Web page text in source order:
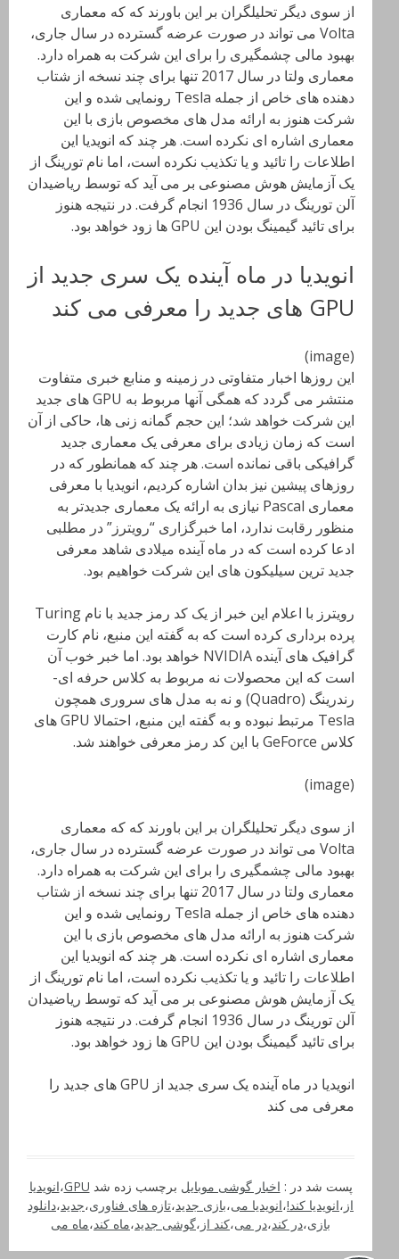
از سوی دیگر تحلیلگران بر این باورند که که معماری
Volta می تواند در صورت عرضه گسترده در سال جاری،
بهبود مالی چشمگیری را برای این شرکت به همراه دارد.
معماری ولتا در سال 2017 تنها برای چند نسخه از شتاب
دهنده های خاص از جمله Tesla رونمایی شده و این
شرکت هنوز به ارائه مدل های مخصوص بازی با این
معماری اشاره ای نکرده است. هر چند که انویدیا این
اطلاعات را تائید و یا تکذیب نکرده است، اما نام تورینگ از
یک آزمایش هوش مصنوعی بر می آید که توسط ریاضیدان
آلن تورینگ در سال 1936 انجام گرفت. در نتیجه هنوز
برای تائید گیمینگ بودن این GPU ها زود خواهد بود.
انویدیا در ماه آینده یک سری جدید از
GPU های جدید را معرفی می کند
(image)
این روزها اخبار متفاوتی در زمینه و منابع خبری متفاوت
منتشر می گردد که همگی آنها مربوط به GPU های جدید
این شرکت خواهد شد؛ این حجم گمانه زنی ها، حاکی از آن
است که زمان زیادی برای معرفی یک معماری جدید
گرافیکی باقی نمانده است. هر چند که همانطور که در
روزهای پیشین نیز بدان اشاره کردیم، انویدیا با معرفی
معماری Pascal نیازی به ارائه یک معماری جدیدتر به
منظور رقابت ندارد، اما خبرگزاری “رویترز” در مطلبی
ادعا کرده است که در ماه آینده میلادی شاهد معرفی
جدید ترین سیلیکون های این شرکت خواهیم بود.
رویترز با اعلام این خبر از یک کد رمز جدید با نام Turing
پرده برداری کرده است که به گفته این منبع، نام کارت
گرافیک های آینده NVIDIA خواهد بود. اما خبر خوب آن
است که این محصولات نه مربوط به کلاس حرفه ای-
رندرینگ (Quadro) و نه به مدل های سروری همچون
Tesla مرتبط نبوده و به گفته این منبع، احتمالا GPU های
کلاس GeForce با این کد رمز معرفی خواهند شد.
(image)
از سوی دیگر تحلیلگران بر این باورند که که معماری
Volta می تواند در صورت عرضه گسترده در سال جاری،
بهبود مالی چشمگیری را برای این شرکت به همراه دارد.
معماری ولتا در سال 2017 تنها برای چند نسخه از شتاب
دهنده های خاص از جمله Tesla رونمایی شده و این
شرکت هنوز به ارائه مدل های مخصوص بازی با این
معماری اشاره ای نکرده است. هر چند که انویدیا این
اطلاعات را تائید و یا تکذیب نکرده است، اما نام تورینگ از
یک آزمایش هوش مصنوعی بر می آید که توسط ریاضیدان
آلن تورینگ در سال 1936 انجام گرفت. در نتیجه هنوز
برای تائید گیمینگ بودن این GPU ها زود خواهد بود.
انویدیا در ماه آینده یک سری جدید از GPU های جدید را
معرفی می کند
پست شد در : اخبار گوشی موبایل برچسب زده شد GPU،انویدیا
از ،انویدیا کند!،انویدیا می،بازی جدید،تازه های فناوری،جدید،دانلود
بازی،در کند،در می،کند از ،گوشی جدید،ماه کند،ماه می